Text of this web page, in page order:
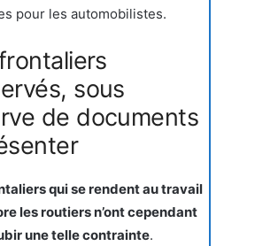
pour les automobilistes.
sous
de documents
qui se rendent au travail
les routiers n’ont cependant
une telle contrainte.